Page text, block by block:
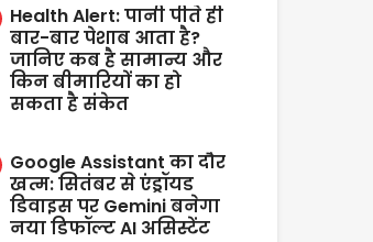
Health Alert: पानी पीते ही
बार-बार पेशाब आता है?
जानिए कब है सामान्य और
किन बीमारियों का हो
सकता है संकेत
Google Assistant का दौर
खत्म: सितंबर से एंड्रॉयड
डिवाइस पर Gemini बनेगा
नया डिफॉल्ट AI असिस्टेंट